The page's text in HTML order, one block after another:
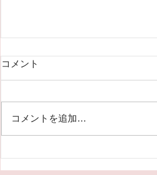
2024年7月～ファシリテータ
2024年度のトレーニングコース
は7月から始まります。 トレーニ
ファシリテーター養成プログラム
コメント
コメントを追加…